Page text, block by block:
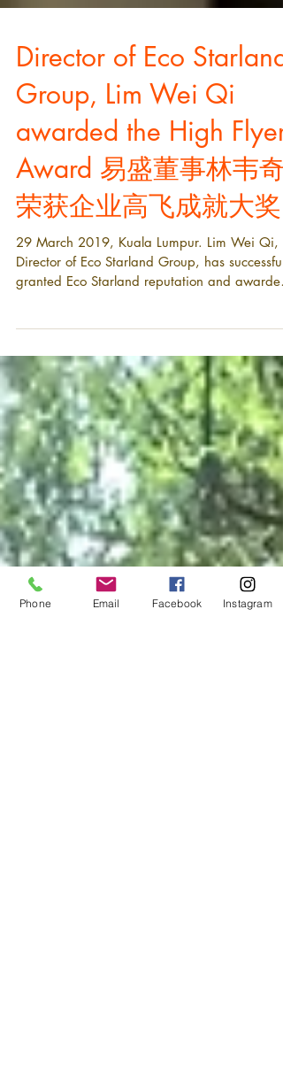
Director of Eco Starland
Group, Lim Wei Qi
awarded the High Flyer
Award 易盛董事林韦奇
荣获企业高飞成就大奖
granted Eco Starland reputation and awarded
the...
Phone Email Facebook Instagram